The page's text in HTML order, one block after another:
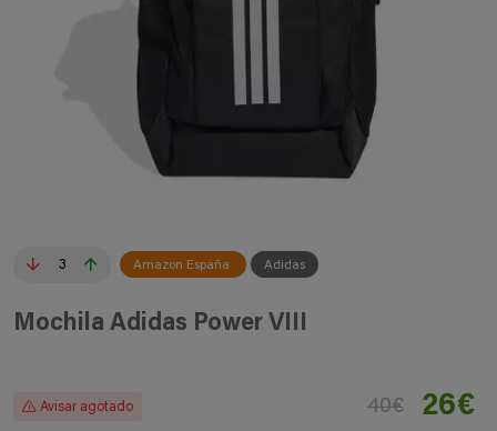
3 Amazon España Adidas
Mochila Adidas Power VIII
Avisar agotado 40€ 26€